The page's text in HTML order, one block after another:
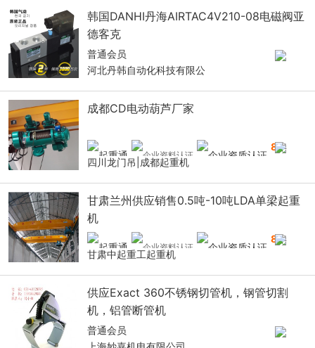
韩国DANHI丹海AIRTAC4V210-08电磁阀亚
德客克
普通会员
河北丹韩自动化科技有限公
成都CD电动葫芦厂家
8年
四川龙门吊|成都起重机
甘肃兰州供应销售0.5吨-10吨LDA单梁起重
机
8年
甘肃中起重工起重机
供应Exact 360不锈钢切管机，钢管切割
机，铝管断管机
普通会员